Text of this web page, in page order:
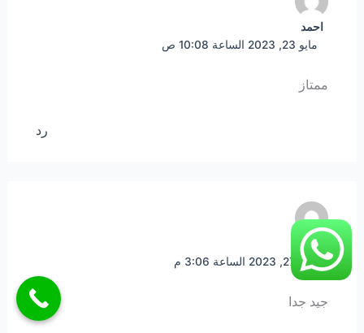
احمد
مايو 23, 2023 الساعة 10:08 ص
ممتاز
رد
على
مايو 27, 2023 الساعة 3:06 م
جيد جدا